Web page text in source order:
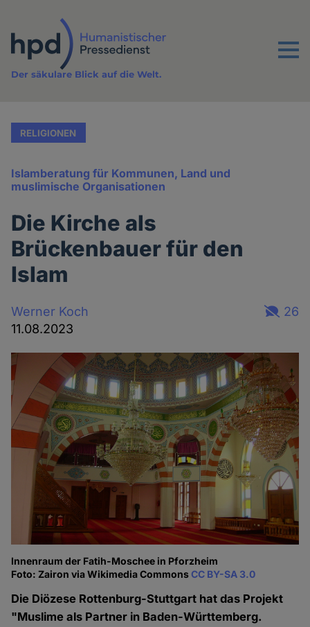
Inhalt
Menu
Der säkulare Blick auf die Welt.
RELIGIONEN
Islamberatung für Kommunen, Land und
muslimische Organisationen
Die Kirche als
Brückenbauer für den
Islam
Werner Koch
11.08.2023
26
Innenraum der Fatih-Moschee in Pforzheim
Foto: Zairon via Wikimedia CommonsCC BY-SA 3.0
Die Diözese Rottenburg-Stuttgart hat das Projekt
"Muslime als Partner in Baden-Württemberg.